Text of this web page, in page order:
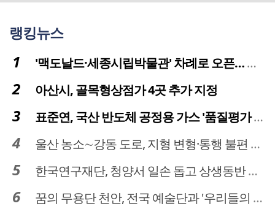
랭킹뉴스
'맥도날드·세종시립박물관' 차례로 오픈… 고운동 정주여건 좋아진다
아산시, 골목형상점가 4곳 추가 지정
표준연, 국산 반도체 공정용 가스 '품질평가 체계' 구축
울산 농소∼강동 도로, 지형 변형·통행 불편 해법 찾는다
한국연구재단, 청양서 일손 돕고 상생동반 친구맺기 봉사활동
꿈의 무용단 천안, 전국 예술단과 '우리들의 하모니' 선보여